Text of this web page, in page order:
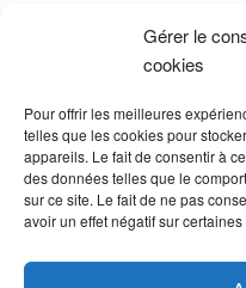
Gérer le
cookies
Pour offrir les meilleures
telles que les cookies pour
appareils. Le fait de consentir à
des données telles que le
sur ce site. Le fait de ne pas
avoir un effet négatif sur
A quelles dates de l’année
Les fleurs préférées des Français
Combien de fois arroser un
Quelles fleurs offrir pour la fête
Idées de décoration avec